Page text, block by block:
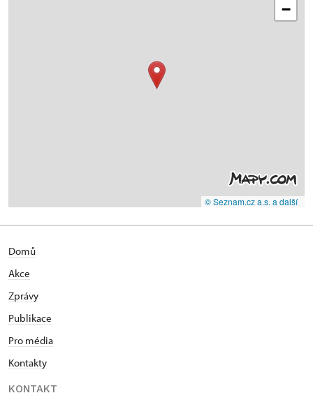
−
© Seznam.cz a.s. a další
Domů
Akce
Zprávy
Publikace
Pro média
Kontakty
KONTAKT